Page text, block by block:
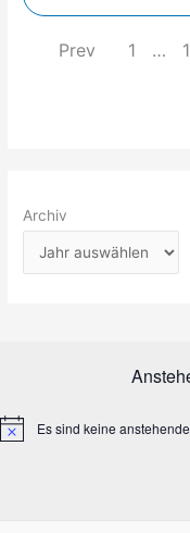
Prev 1 …
Archiv
H
Es sind keine